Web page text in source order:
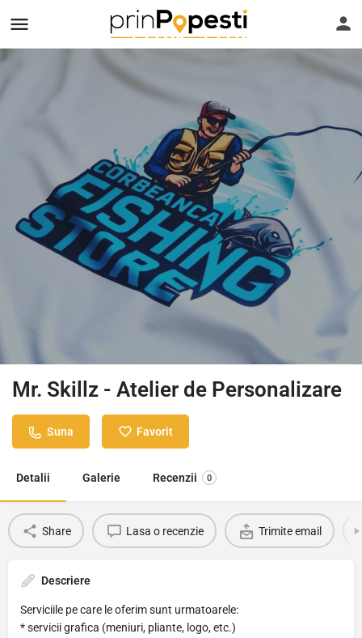
Mr. Skillz - Atelier de Personalizare
Suna Favorit
Detalii Galerie Recenzii 0
Share Lasa o recenzie Trimite email
Descriere
Serviciile pe care le oferim sunt urmatoarele:
* servicii grafica (meniuri, pliante, logo, etc.)